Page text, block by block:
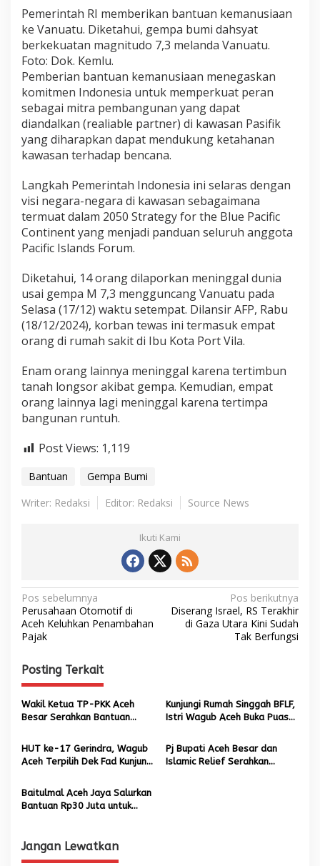
Pemerintah RI memberikan bantuan kemanusiaan
ke Vanuatu. Diketahui, gempa bumi dahsyat
berkekuatan magnitudo 7,3 melanda Vanuatu.
Foto: Dok. Kemlu.
Pemberian bantuan kemanusiaan menegaskan
komitmen Indonesia untuk memperkuat peran
sebagai mitra pembangunan yang dapat
diandalkan (realiable partner) di kawasan Pasifik
yang diharapkan dapat mendukung ketahanan
kawasan terhadap bencana.
Langkah Pemerintah Indonesia ini selaras dengan
visi negara-negara di kawasan sebagaimana
termuat dalam 2050 Strategy for the Blue Pacific
Continent yang menjadi panduan seluruh anggota
Pacific Islands Forum.
Diketahui, 14 orang dilaporkan meninggal dunia
usai gempa M 7,3 mengguncang Vanuatu pada
Selasa (17/12) waktu setempat. Dilansir AFP, Rabu
(18/12/2024), korban tewas ini termasuk empat
orang di rumah sakit di Ibu Kota Port Vila.
Enam orang lainnya meninggal karena tertimbun
tanah longsor akibat gempa. Kemudian, empat
orang lainnya lagi meninggal karena tertimpa
bangunan runtuh.
Post Views: 1,119
Bantuan
Gempa Bumi
Writer: Redaksi
Editor: Redaksi Source News
Ikuti Kami
N
a
v
i
g
a
s
i
p
s
Pos sebelumnya
Perusahaan Otomotif di
Aceh Keluhkan Penambahan
Pajak
Pos berikutnya
Diserang Israel, RS Terakhir
di Gaza Utara Kini Sudah
Tak Berfungsi
Posting Terkait
Wakil Ketua TP-PKK Aceh
Besar Serahkan Bantuan
Mampu
Kunjungi Rumah Singgah BFLF,
Istri Wagub Aceh Buka Puasa
Bantuan
HUT ke-17 Gerindra, Wagub
Aceh Terpilih Dek Fad Kunjungi
Pj Bupati Aceh Besar dan
Islamic Relief Serahkan
Baitulmal Aceh Jaya Salurkan
Bantuan Rp30 Juta untuk
Jangan Lewatkan